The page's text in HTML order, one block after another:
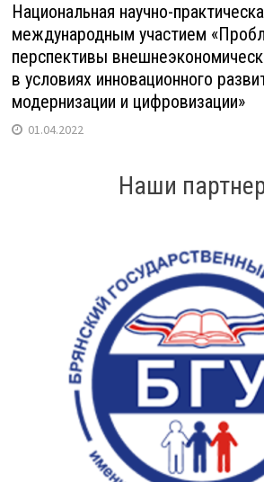
Национальная научно-
международным участием
перспективы
в условиях инновационного
модернизации и цифровизации»
01.04.2022
Наши